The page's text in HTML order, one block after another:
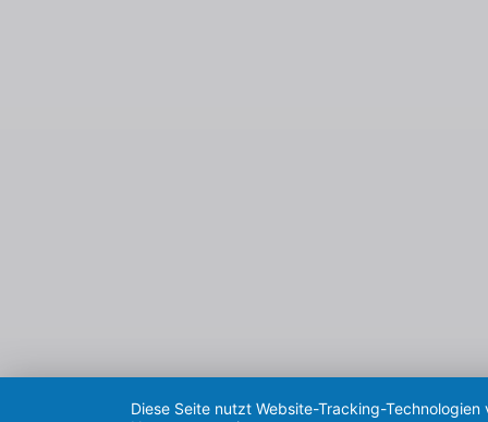
Diese Seite nutzt Website-Tracking-